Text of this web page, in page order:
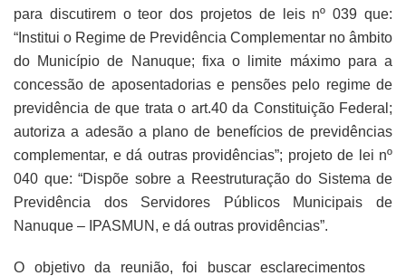
para discutirem o teor dos projetos de leis nº 039 que:
“Institui o Regime de Previdência Complementar no âmbito
do Município de Nanuque; fixa o limite máximo para a
concessão de aposentadorias e pensões pelo regime de
previdência de que trata o art.40 da Constituição Federal;
autoriza a adesão a plano de benefícios de previdências
complementar, e dá outras providências”; projeto de lei nº
040 que: “Dispõe sobre a Reestruturação do Sistema de
Previdência dos Servidores Públicos Municipais de
Nanuque – IPASMUN, e dá outras providências”.
O objetivo da reunião, foi buscar esclarecimentos